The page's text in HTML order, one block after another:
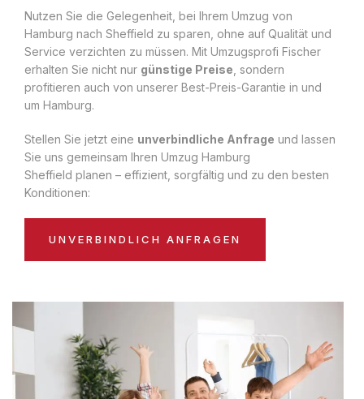
Nutzen Sie die Gelegenheit, bei Ihrem Umzug von
Hamburg nach Sheffield zu sparen, ohne auf Qualität und
Service verzichten zu müssen. Mit Umzugsprofi Fischer
erhalten Sie nicht nur günstige Preise , sondern
profitieren auch von unserer Best-Preis-Garantie in und
um Hamburg.
Stellen Sie jetzt eine unverbindliche Anfrage und lassen
Sie uns gemeinsam Ihren Umzug Hamburg
Sheffield planen – effizient, sorgfältig und zu den besten
Konditionen:
UNVERBINDLICH ANFRAGEN